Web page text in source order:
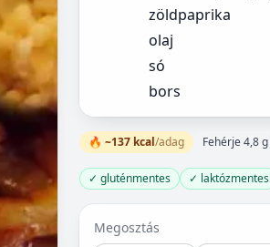
zöldpaprika
olaj
só
bors
🔥 ~137 kcal/adag Fehérje 4,8 g
✓ gluténmentes ✓ laktózmentes
Megosztás